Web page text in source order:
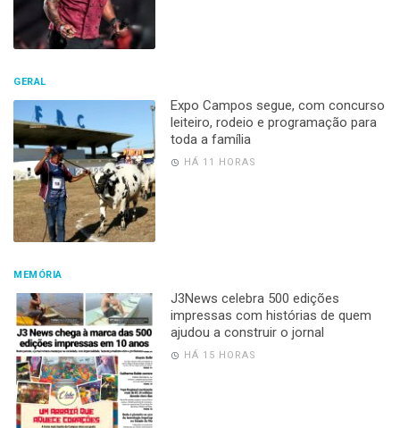
GERAL
Expo Campos segue, com concurso
leiteiro, rodeio e programação para
toda a família
HÁ 11 HORAS
MEMÓRIA
J3News celebra 500 edições
impressas com histórias de quem
ajudou a construir o jornal
HÁ 15 HORAS